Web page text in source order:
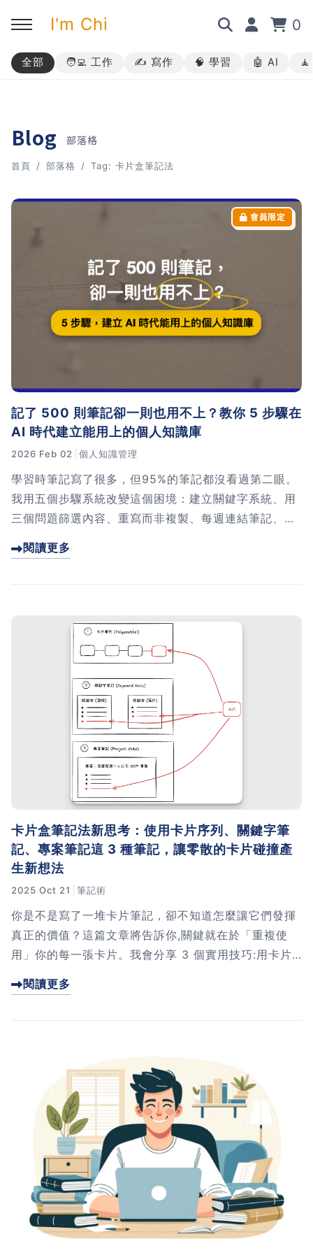
I'm Chi 0
回主選單
➡︎ 訂閱制方案
回主選單
➡︎ 1 對 1 寫作教練
回主選單
➡︎ 線上課程
回主選單
所有主題
AI 職場應用｜ChatGPT 進階
AI 職場應用｜上班族的 AI 學
習術
職場工作復盤術
職場思維與工作術｜時間管理
職場思維與工作術｜卡片盒筆
記法
分析與解決 x AI 視覺化實戰
全部 🧑‍💻 工作 ✍️ 寫作 🧠 學習 🤖 AI
Blog 部落格
首頁 部落格 Tag: 卡片盒筆記法
記了 500 則筆記卻一則也用不上？教你 5 步驟在
AI 時代建立能用上的個人知識庫
2026 Feb 02 個人知識管理
學習時筆記寫了很多，但95%的筆記都沒看過第二眼。
我用五個步驟系統改變這個困境：建立關鍵字系統、用
三個問題篩選內容、重寫而非複製、每週連結筆記、每
產生複利效應，新學的知識能立刻跟舊知識連結。文章
閱讀更多
卡片盒筆記法新思考：使用卡片序列、關鍵字筆
記、專案筆記這 3 種筆記，讓零散的卡片碰撞產
生新想法
2025 Oct 21 筆記術
你是不是寫了一堆卡片筆記，卻不知道怎麼讓它們發揮
真正的價值？這篇文章將告訴你,關鍵就在於「重複使
用」你的每一張卡片。我會分享 3 個實用技巧:用卡片
想法落地。這些方法能幫你把零散的筆記，變成能真正
閱讀更多